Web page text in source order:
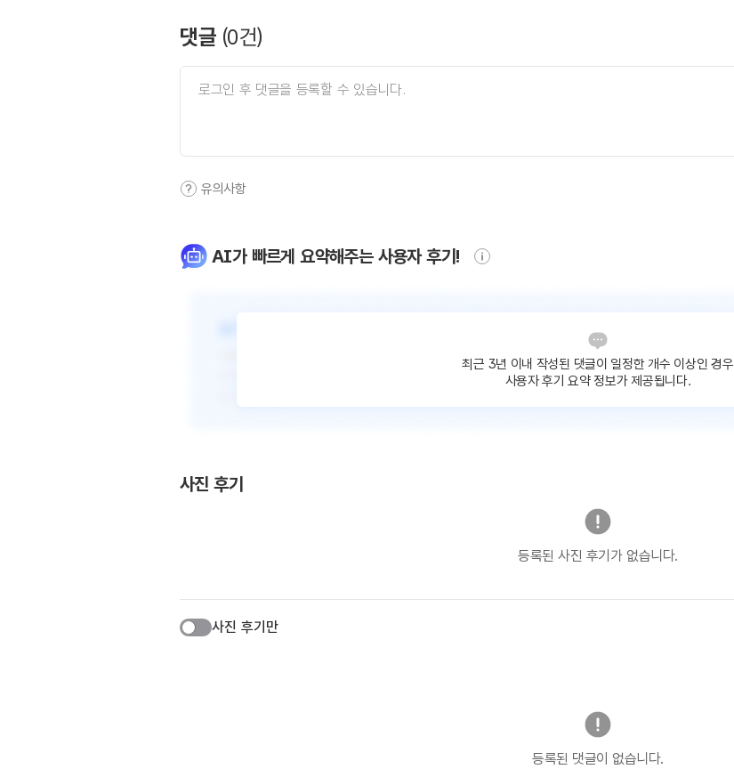
댓글 (0건)
유의사항
AI가 빠르게 요약해주는 사용자 후기!
최근 3년 이내 작성된 댓글이 일정한 개수 이상인 경우
사용자 후기 요약 정보가 제공됩니다.
사진 후기
등록된 사진 후기가 없습니다.
사진 후기만
등록된 댓글이 없습니다.